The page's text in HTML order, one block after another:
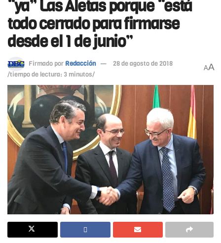
“ya” Las Aletas porque “está
todo cerrado para firmarse
desde el 1 de junio”
Firmado por Redacción
28 de agosto de 2018
/tiempo de lectura: 3 minutos/
AA